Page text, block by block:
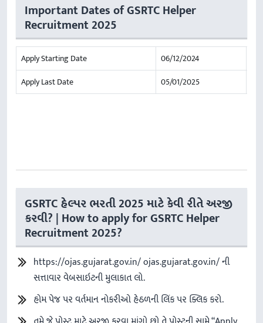
Important Dates of GSRTC Helper
Recruitment 2025
Apply Starting Date
06/12/2024
Apply Last Date
05/01/2025
GSRTC હેલ્પર ભરતી 2025 માટે કેવી રીતે અરજી
કરવી? | How to apply for GSRTC Helper
Recruitment 2025?
https://ojas.gujarat.gov.in/ ojas.gujarat.gov.in/ ની
સત્તાવાર વેબસાઇટની મુલાકાત લો.
હોમ પેજ પર વર્તમાન નોકરીઓ હેઠળની લિંક પર ક્લિક કરો.